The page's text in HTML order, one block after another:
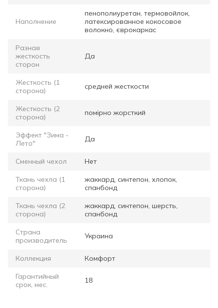
Наполнение
пенополиуретан, термовойлок,
латексированное кокосовое
волокно, єврокаркас
Разная
жесткость
сторон
Да
Жесткость (1
сторона)
средней жесткости
Жесткость (2
сторона)
помірно жорсткий
Эффект "Зима -
Лето"
Да
Сменный чехол Нет
Ткань чехла (1
сторона)
жаккард, синтепон, хлопок,
спанбонд
Ткань чехла (2
сторона)
жаккард, синтепон, шерсть,
спанбонд
Страна
производитель
Украина
Коллекция Комфорт
Гарантийный
срок, мес.
18